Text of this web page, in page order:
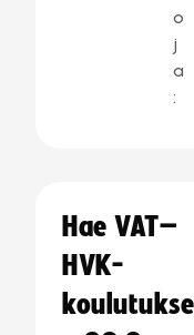
o
j
a
:
Hae VAT–
HVK-